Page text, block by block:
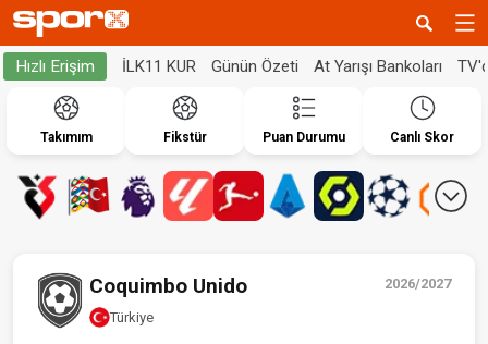
Hızlı Erişim İLK11 KUR Günün Özeti At Yarışı Bankoları
Takımım Fikstür Puan Durumu Canlı Skor
2026/2027
Coquimbo Unido
Türkiye